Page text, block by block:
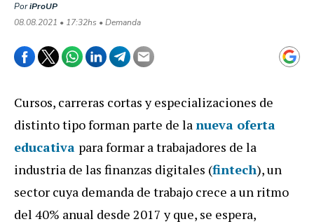
PoriProUP
08.08.2021 • 17:32hs • Demanda
Cursos, carreras cortas y especializaciones de
distinto tipo forman parte de lanueva oferta
educativa para formar a trabajadores de la
industria de las finanzas digitales (fintech), un
sector cuya demanda de trabajo crece a un ritmo
del 40% anual desde 2017 y que, se espera,